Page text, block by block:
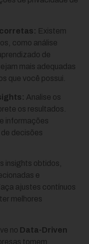
Existem
como análise
de
mais adequadas
que você possui.
Analise os
os resultados.
informações
decisões
insights obtidos,
e
ajustes contínuos
melhores
no Data-Driven
tomem